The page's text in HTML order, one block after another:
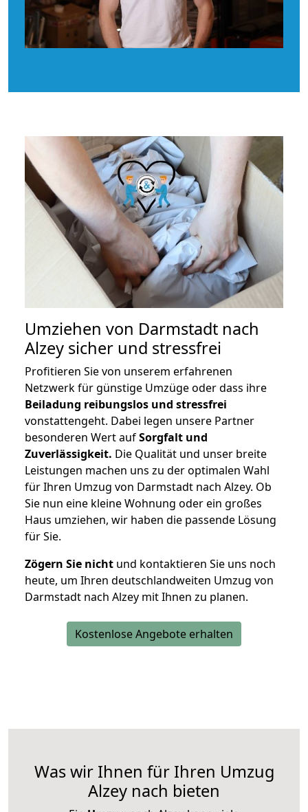
Umziehen von Darmstadt nach
Alzey sicher und stressfrei
Profitieren Sie von unserem erfahrenen
Netzwerk für günstige Umzüge oder dass ihre
Beiladung reibungslos und stressfrei
vonstattengeht. Dabei legen unsere Partner
besonderen Wert aufSorgfalt und
Zuverlässigkeit. Die Qualität und unser breite
Leistungen machen uns zu der optimalen Wahl
für Ihren Umzug von Darmstadt nach Alzey. Ob
Sie nun eine kleine Wohnung oder ein großes
Haus umziehen, wir haben die passende Lösung
für Sie.
Zögern Sie nicht und kontaktieren Sie uns noch
heute, um Ihren deutschlandweiten Umzug von
Darmstadt nach Alzey mit Ihnen zu planen.
Kostenlose Angebote erhalten
Was wir Ihnen für Ihren Umzug
Alzey nach bieten